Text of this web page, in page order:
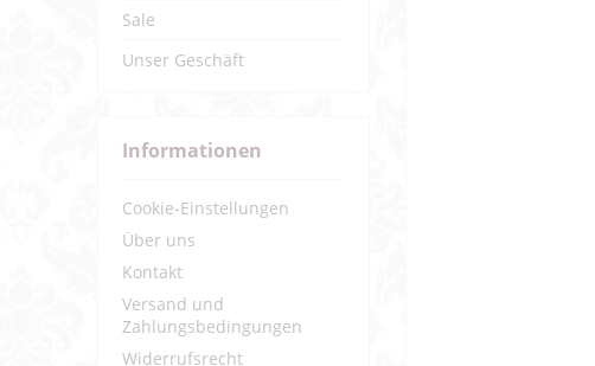
Sale
Unser Geschäft
Informationen
Cookie-Einstellungen
Über uns
Kontakt
Versand und
Zahlungsbedingungen
Widerrufsrecht